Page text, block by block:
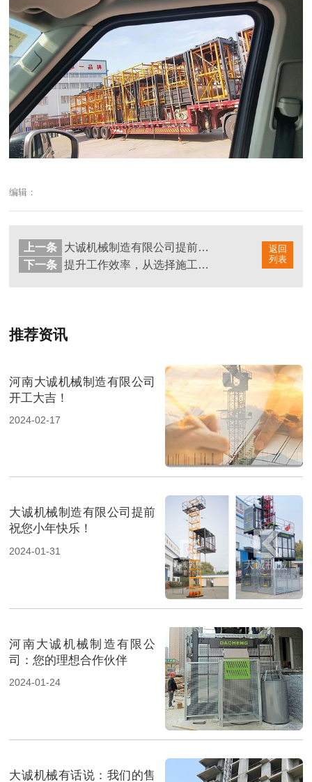
编辑：
返回
列表
上一条
大诚机械制造有限公司提前祝您小年快乐！
下一条
提升工作效率，从选择施工电梯开始！
推荐资讯
河南大诚机械制造有限公司
开工大吉！
2024-02-17
大诚机械制造有限公司提前
祝您小年快乐！
2024-01-31
河南大诚机械制造有限公
司：您的理想合作伙伴
2024-01-24
大诚机械有话说：我们的售